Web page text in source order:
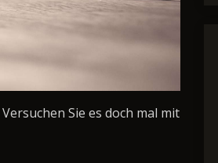
Sie es doch mal mit